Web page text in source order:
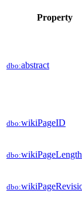
Property
dbo:abstract
dbo:wikiPageID
dbo:wikiPageLength
dbo: